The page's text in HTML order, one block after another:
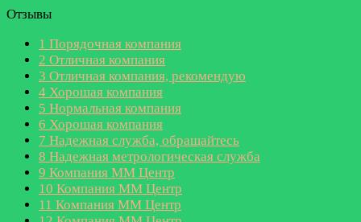
Отзывы
1 Порядочная компания
2 Отличная компания
3 Отличная компания, рекомендую
4 Хорошая компания
5 Нормальная компания
6 Хорошая компания
7 Надежная служба, обращайтесь
8 Надежная метрологическая служба
9 Компания ММ Центр
10 Компания ММ Центр
11 Компания ММ Центр